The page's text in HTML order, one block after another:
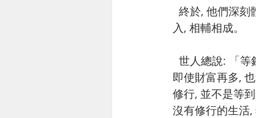
入, 相輔相成。
即使財富再多,
修行, 並不是等
沒有修行的生活,